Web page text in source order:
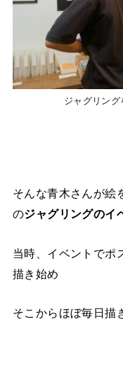
ジャグリン
そんな青木さんが絵
のジャグリングのイ
当時、イベントでポ
描き始め
そこからほぼ毎日描